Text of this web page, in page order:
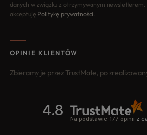
danych w związku z otrzymywanym newsletterem.
akceptuję Politykę prywatności
OPINIE KLIENTÓW
Zbieramy je przez TrustMate, po